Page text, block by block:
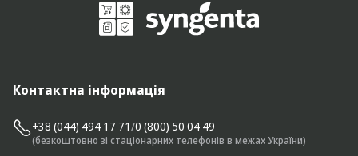
Контактна інформація
+38 (044) 494 17 71/0 (800) 50 04 49
(безкоштовно зі стаціонарних телефонів в межах України)